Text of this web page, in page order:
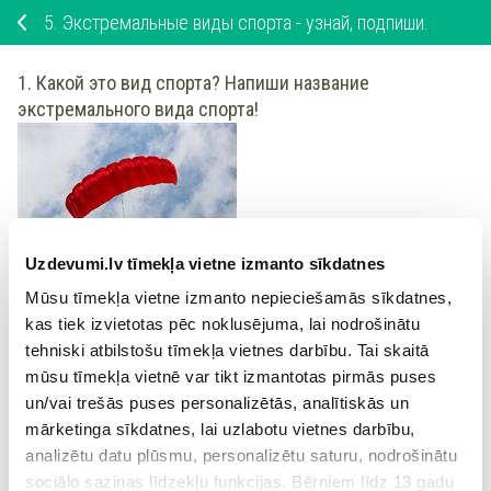
Uzdevumi.lv tīmekļa vietne izmanto sīkdatnes
Mūsu tīmekļa vietne izmanto nepieciešamās sīkdatnes,
kas tiek izvietotas pēc noklusējuma, lai nodrošinātu
tehniski atbilstošu tīmekļa vietnes darbību. Tai skaitā
mūsu tīmekļa vietnē var tikt izmantotas pirmās puses
un/vai trešās puses personalizētās, analītiskās un
mārketinga sīkdatnes, lai uzlabotu vietnes darbību,
analizētu datu plūsmu, personalizētu saturu, nodrošinātu
sociālo saziņas līdzekļu funkcijas. Bērniem līdz 13 gadu
5. Экстремальные виды спорта - узнай, подпиши.
1. Какой это вид спорта? Напиши название
экстремального вида спорта!
Это .
2.Закончи предложение. Выбери правильный вариант.
Экстремальный вид спорта "альпинизм" - это спорт
.